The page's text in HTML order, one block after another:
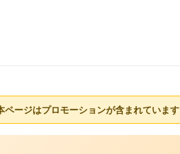
ページはプロモーションが含まれています